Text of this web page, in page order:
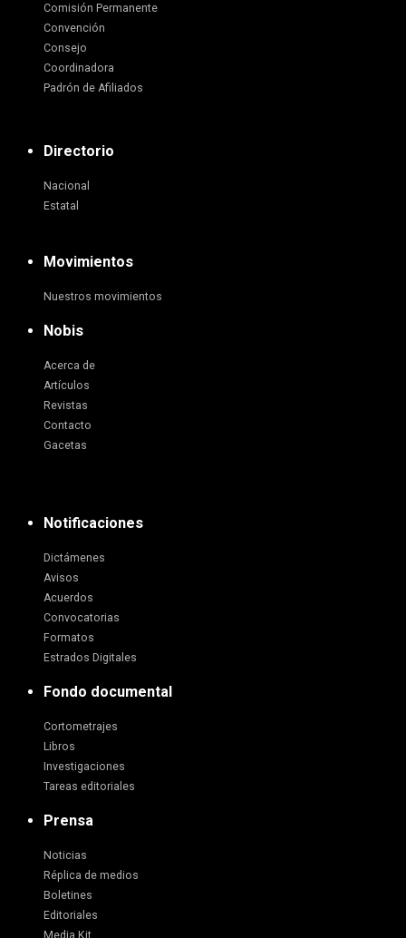
Comisión Permanente
Convención
Consejo
Coordinadora
Padrón de Afiliados
Directorio
Nacional
Estatal
Movimientos
Nuestros movimientos
Nobis
Acerca de
Artículos
Revistas
Contacto
Gacetas
Notificaciones
Dictámenes
Avisos
Acuerdos
Convocatorias
Formatos
Estrados Digitales
Fondo documental
Cortometrajes
Libros
Investigaciones
Tareas editoriales
Prensa
Noticias
Réplica de medios
Boletines
Editoriales